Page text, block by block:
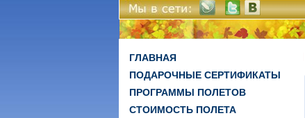
ГЛАВНАЯ
ПОДАРОЧНЫЕ СЕРТИФИКАТЫ
ПРОГРАММЫ ПОЛЕТОВ
СТОИМОСТЬ ПОЛЕТА